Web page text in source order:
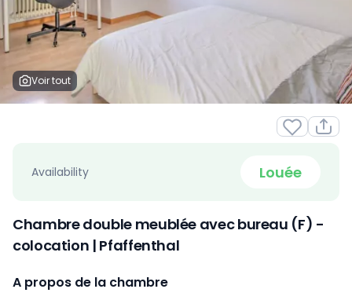
Voir tout
Availability Louée
Chambre double meublée avec bureau (F) -
colocation | Pfaffenthal
A propos de la chambre